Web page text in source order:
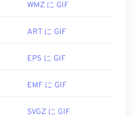
WMZ に GIF
ART に GIF
EPS に GIF
EMF に GIF
SVGZ に GIF